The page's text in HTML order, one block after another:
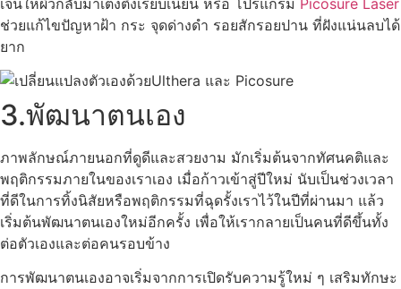
ช่วยแก้ไขปัญหาฝ้า กระ จุดด่างดำ รอยสักรอยปาน ที่ฝังแน่นลบได้
ยาก
3.พัฒนาตนเอง
ภาพลักษณ์ภายนอกที่ดูดีและสวยงาม มักเริ่มต้นจากทัศนคติและ
พฤติกรรมภายในของเราเอง เมื่อก้าวเข้าสู่ปีใหม่ นับเป็นช่วงเวลา
ที่ดีในการทิ้งนิสัยหรือพฤติกรรมที่ฉุดรั้งเราไว้ในปีที่ผ่านมา แล้ว
เริ่มต้นพัฒนาตนเองใหม่อีกครั้ง เพื่อให้เรากลายเป็นคนที่ดีขึ้นทั้ง
ต่อตัวเองและต่อคนรอบข้าง
การพัฒนาตนเองอาจเริ่มจากการเปิดรับความรู้ใหม่ ๆ เสริมทักษะ